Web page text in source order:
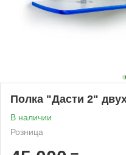
Полка "Дасти 2"
В наличии
Розница